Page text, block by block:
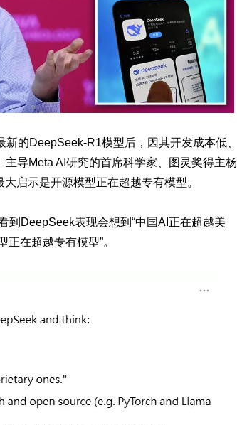
的DeepSeek-R1模型后，因其开发成本低、
导Meta AI研究的首席科学家、图灵奖得主杨
启示是开源模型正在超越专有模型。
到DeepSeek表现会想到“中国AI正在超越美
正在超越专有模型”。